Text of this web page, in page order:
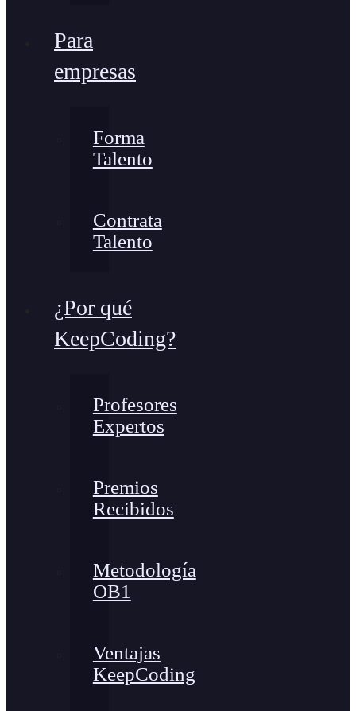
Para
empresas
Forma
Talento
Contrata
Talento
¿Por qué
KeepCoding?
Profesores
Expertos
Premios
Recibidos
Metodología
OB1
Ventajas
KeepCoding